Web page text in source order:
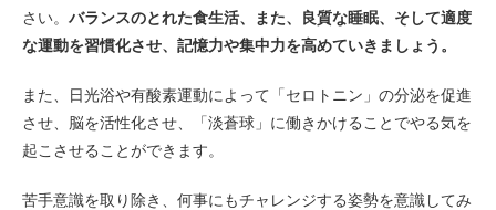
さい。 バランスのとれた食生活、また、良質な睡眠、そして適度
な運動を習慣化させ、記憶力や集中力を高めていきましょう。
また、日光浴や有酸素運動によって「セロトニン」の分泌を促進
させ、脳を活性化させ、「淡蒼球」に働きかけることでやる気を
起こさせることができます。
苦手意識を取り除き、何事にもチャレンジする姿勢を意識してみ